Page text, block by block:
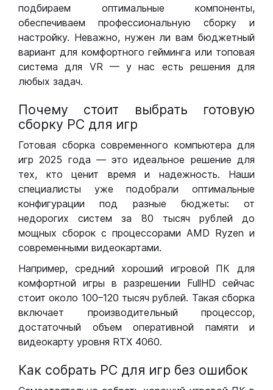
подбираем оптимальные компоненты,
обеспечиваем профессиональную сборку и
настройку. Неважно, нужен ли вам бюджетный
вариант для комфортного гейминга или топовая
система для VR — у нас есть решения для
любых задач.
Почему стоит выбрать готовую
сборку РС для игр
Готовая сборка современного компьютера для
игр 2025 года — это идеальное решение для
тех, кто ценит время и надежность. Наши
специалисты уже подобрали оптимальные
конфигурации под разные бюджеты: от
недорогих систем за 80 тысяч рублей до
мощных сборок с процессорами AMD Ryzen и
современными видеокартами.
Например, средний хороший игровой ПК для
комфортной игры в разрешении FullHD сейчас
стоит около 100–120 тысяч рублей. Такая сборка
включает производительный процессор,
достаточный объем оперативной памяти и
видеокарту уровня RTX 4060.
Как собрать РС для игр без ошибок